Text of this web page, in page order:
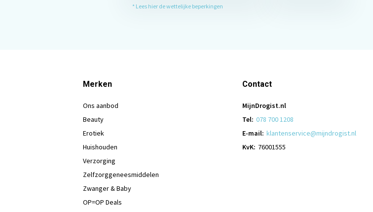
* Lees hier de wettelijke beperkingen
Merken
Ons aanbod
Beauty
Erotiek
Huishouden
Verzorging
Zelfzorggeneesmiddelen
Zwanger & Baby
OP=OP Deals
Contact
MijnDrogist.nl
Tel: 078 700 1208
E-mail: klantenservice@mijndrogist.nl
KvK: 76001555